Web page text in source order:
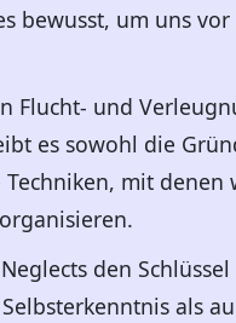
bewusst, um uns
Flucht- und
es sowohl die
mit denen
den
als